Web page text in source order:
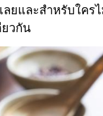
ยและสำหรับใค
ยวกัน